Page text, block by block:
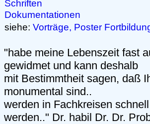
Schriften
Dokumentationen
siehe: Vorträge, Poster
"habe meine Lebenszeit fast
gewidmet und kann deshalb
mit Bestimmtheit sagen, daß
monumental sind..
werden in Fachkreisen
werden.." Dr. habil Dr. Dr.